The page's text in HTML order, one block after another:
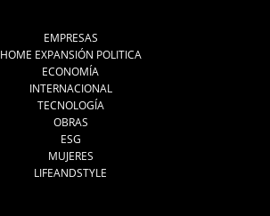
EMPRESAS
HOME EXPANSIÓN POLITICA
ECONOMÍA
INTERNACIONAL
TECNOLOGÍA
OBRAS
ESG
MUJERES
LIFEANDSTYLE